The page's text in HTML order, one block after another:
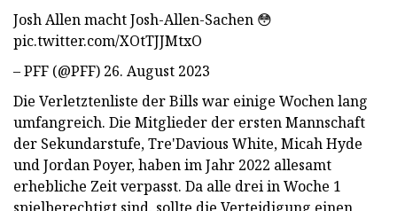
Josh Allen macht Josh-Allen-Sachen 😳
pic.twitter.com/XOtTJJMtxO
– PFF (@PFF) 26. August 2023
Die Verletztenliste der Bills war einige Wochen lang
umfangreich. Die Mitglieder der ersten Mannschaft
der Sekundarstufe, Tre'Davious White, Micah Hyde
und Jordan Poyer, haben im Jahr 2022 allesamt
erhebliche Zeit verpasst. Da alle drei in Woche 1